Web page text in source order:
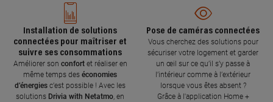
Installation de solutions
connectées pour maîtriser et
suivre ses consommations
Améliorer son confort et réaliser en
même temps des économies
d’énergies c’est possible ! Avec les
solutions Drivia with Netatmo , en
Pose de caméras connectées
Vous cherchez des solutions pour
sécuriser votre logement et garder
un œil sur ce qu’il s’y passe à
l’intérieur comme à l’extérieur
lorsque vous êtes absent ?
Grâce à l'application Home +